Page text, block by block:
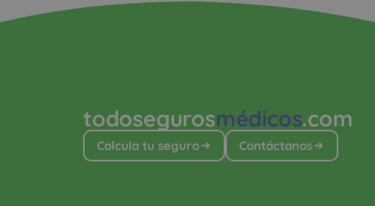
todosegurosmédicos.com
Calcula tu seguro Contáctanos